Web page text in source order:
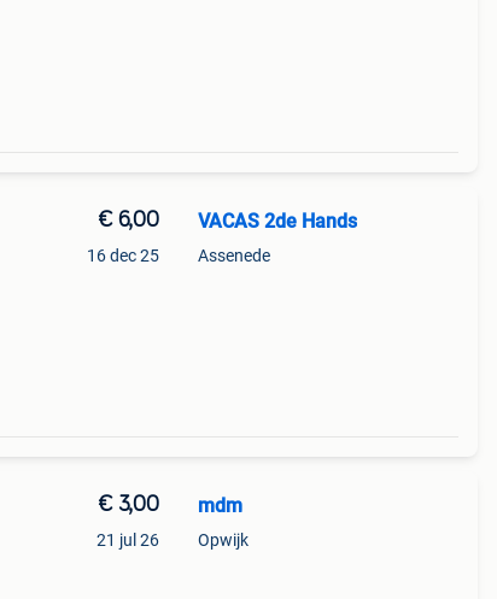
€ 6,00
16 dec 25
VACAS 2de Hands
Assenede
€ 3,00
21 jul 26
mdm
Opwijk